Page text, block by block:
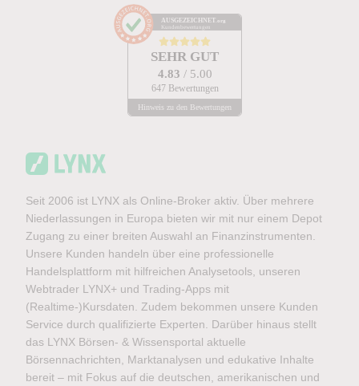
AUSGEZEICHNET .org
Kundenbewertungen
SEHR GUT
4.83 / 5.00
647 Bewertungen
Hinweis zu den Bewertungen
Seit 2006 ist LYNX als Online-Broker aktiv. Über mehrere
Niederlassungen in Europa bieten wir mit nur einem Depot
Zugang zu einer breiten Auswahl an Finanzinstrumenten.
Unsere Kunden handeln über eine professionelle
Handelsplattform mit hilfreichen Analysetools, unseren
Webtrader LYNX+ und Trading-Apps mit
(Realtime-)Kursdaten. Zudem bekommen unsere Kunden
Service durch qualifizierte Experten. Darüber hinaus stellt
das LYNX Börsen- & Wissensportal aktuelle
Börsennachrichten, Marktanalysen und edukative Inhalte
bereit – mit Fokus auf die deutschen, amerikanischen und